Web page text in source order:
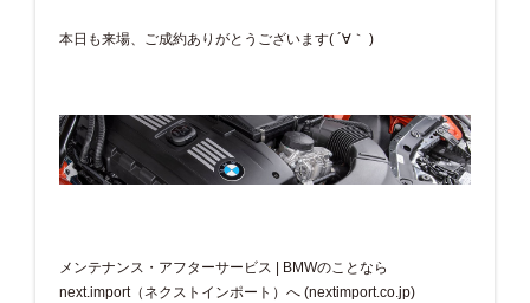
本日も来場、ご成約ありがとうございます( ´∀｀ )
メンテナンス・アフターサービス | BMWのことなら
next.import（ネクストインポート）へ (nextimport.co.jp)